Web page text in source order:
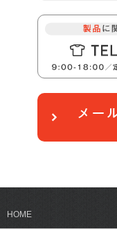
HOME